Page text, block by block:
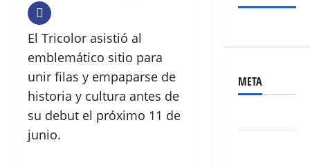
El Tricolor asistió al
emblemático sitio para
unir filas y empaparse de
historia y cultura antes de
su debut el próximo 11 de
junio.
META